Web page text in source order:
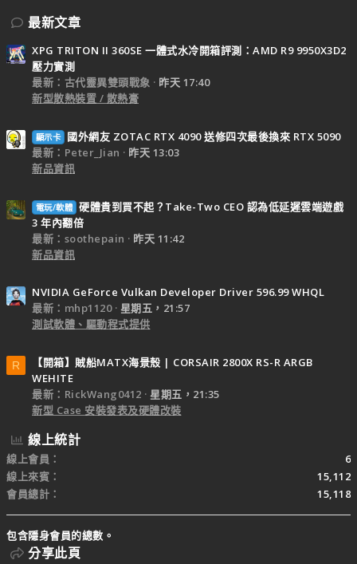
最新文章
XPG TRITON II 360SE 一體式水冷開箱評測：AMD R9 9950X3D2
壓力實測
最新：古代靈異雙頭戰象
昨天 17:40
新型散熱裝置 / 散熱膏
顯示卡
國外網友 ZOTAC RTX 4090 送修四次最後換來 RTX 5090
最新：Peter_Jian
昨天 13:03
新品資訊
電玩/軟體 硬體貴到買不起？Take-Two CEO 認為低延遲雲端遊戲
3 年內翻倍
最新：soothepain
昨天 11:42
新品資訊
NVIDIA GeForce Vulkan Developer Driver 596.99 WHQL
最新：mhp1120
星期五，21:57
測試軟體、驅動程式提供
R
【開箱】賊船MATX海景殼 | CORSAIR 2800X RS-R ARGB
WEHITE
最新：RickWang0412
星期五，21:35
新型 Case 安裝發表及硬體改裝
線上統計
線上會員
6
線上來賓
15,112
會員總計
15,118
包含隱身會員的總數。
分享此頁